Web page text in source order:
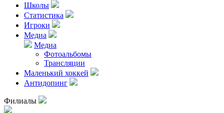
Школы
Статистика
Игроки
Медиа
Медиа
Фотоальбомы
Трансляции
Маленький хоккей
Антидопинг
Филиалы